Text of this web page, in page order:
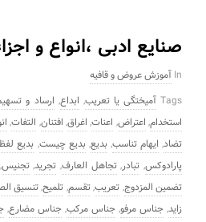
صنایع ادبی ،انواع و
In آموزش عروض و قافیه
Tags آمیختگی یا تعریب, ابداع, ارساد و
استخدام, اعتراض, اعنات, اغراق, افتنان, التفات,
تضاد, ایهام تناسب,بدیع,بدیع چیست, بدیع
پارادوکس, تبادر,تجاهل العارف, تجرید,تجنیس,
تضمین المزدوج, تعریب,تقسم, تلمیح,تنسیق
زاید, جناس مرفو, جناس مرکب, جناس مضارع,